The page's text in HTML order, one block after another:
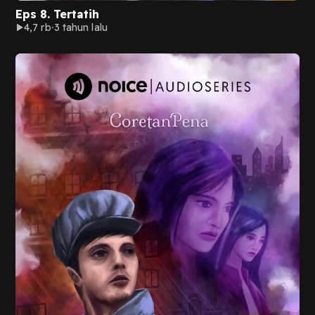
Eps 8. Tertatih
4,7 rb 3 tahun lalu